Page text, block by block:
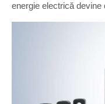
energie electrică devine